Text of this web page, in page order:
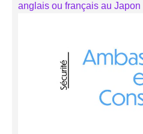
anglais ou français au Japon